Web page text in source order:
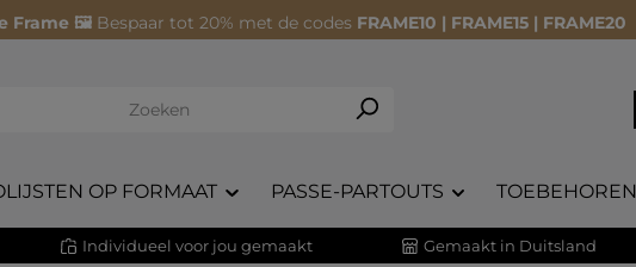
Frame 🖼️ Bespaar tot 20% met de codes FRAME10 | FRAME15 | FRAME20
OP FORMAAT PASSE-PARTOUTS TOEBEHOREN
Individueel voor jou gemaakt Gemaakt in Duitsland